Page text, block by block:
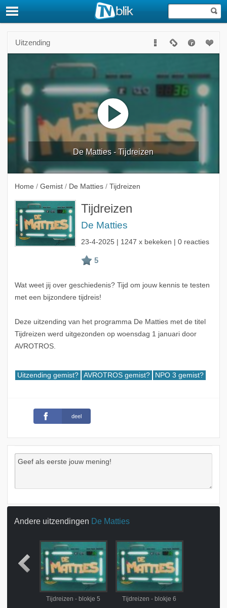
Uitzending
De Matties - Tijdreizen
Home / Gemist / De Matties / Tijdreizen
Tijdreizen
De Matties
23-4-2025 | 1247 x bekeken | 0 reacties
Wat weet jij over geschiedenis? Tijd om jouw kennis te testen
met een bijzondere tijdreis!
Deze uitzending van het programma De Matties met de titel
Tijdreizen werd uitgezonden op woensdag 1 januari door
AVROTROS.
Uitzending gemist? AVROTROS gemist? NPO 3 gemist?
deel
Andere uitzendingen De Matties
Tijdreizen - blokje 5 Tijdreizen - blokje 6